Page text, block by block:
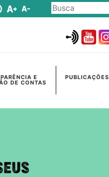
E
DE CONTAS
PUBLICAÇÕES